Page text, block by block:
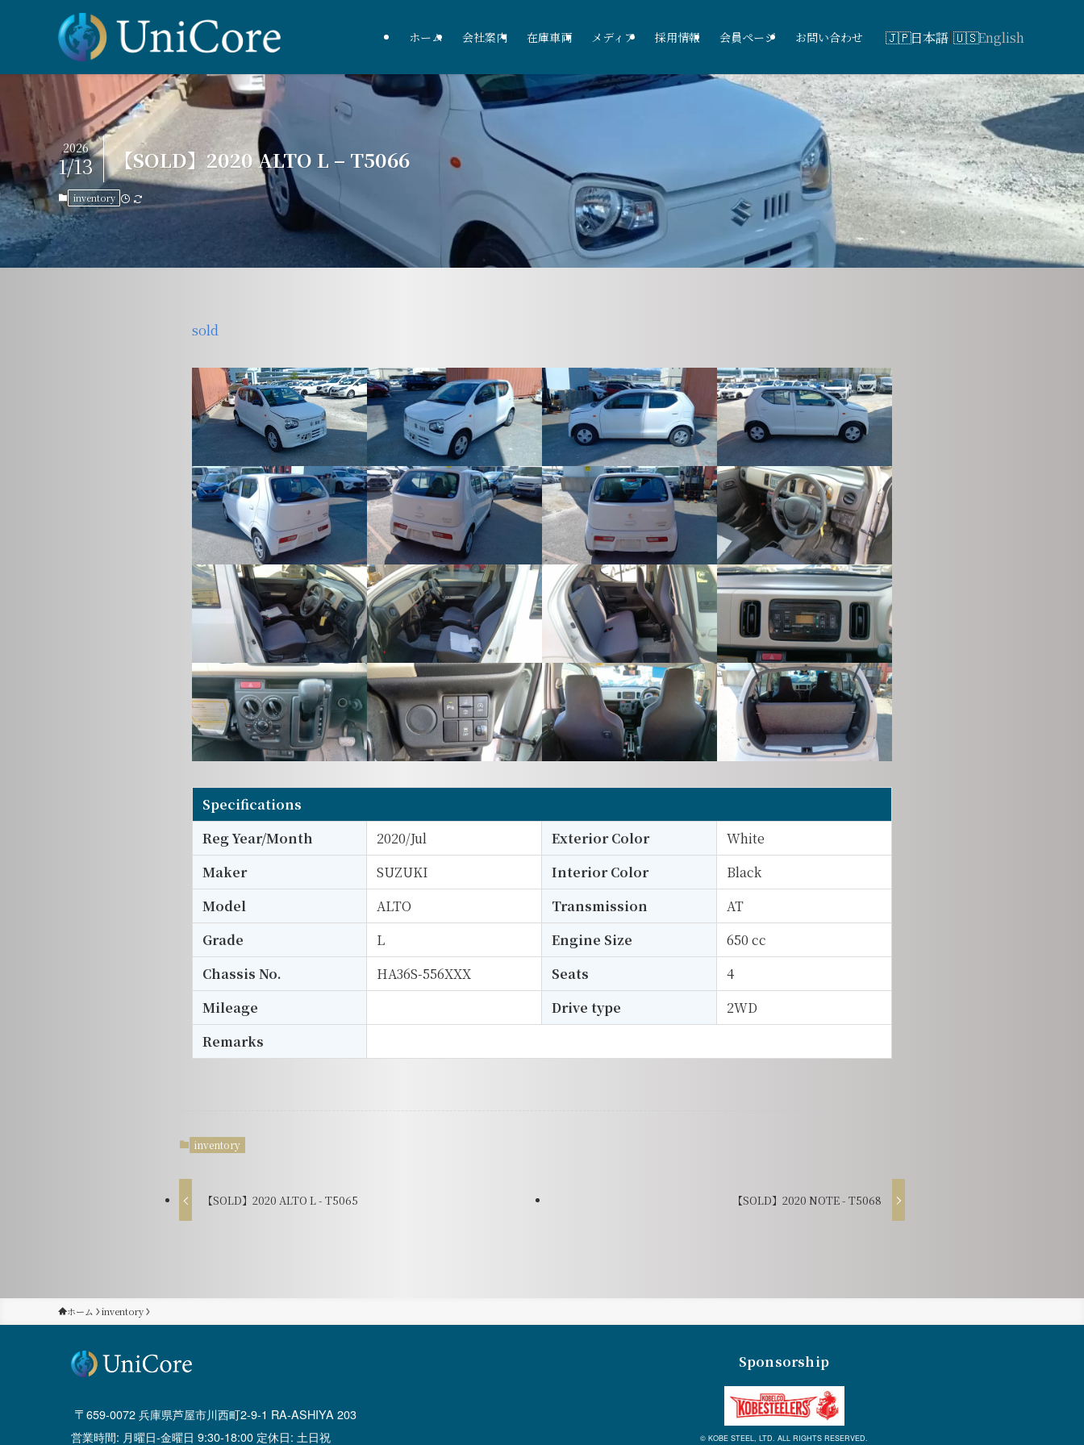
ホーム 会社案内 在庫車両 メディア 採用情報 会員ページ お問い合わせ English
日本語
【SOLD】2020 ALTO L – T5066
2026
1/13
inventory
sold
Specifications
Reg Year/Month
2020/Jul Exterior Color
White
Maker
SUZUKI Interior Color
Black
Model
ALTO Transmission
AT
Grade
L Engine Size
650 cc
Chassis No.
HA36S-556XXX Seats
4
Mileage
Drive type
2WD
Remarks
inventory
【SOLD】2020 ALTO L - T5065 【SOLD】2020 NOTE - T5068
ホーム inventory
659-0072 兵庫県芦屋市川西町2-9-1 RA-ASHIYA 203
営業時間: 月曜日-金曜日 9:30-18:00 定休日: 土日祝
Sponsorship
© KOBE STEEL, LTD. ALL RIGHTS RESERVED.